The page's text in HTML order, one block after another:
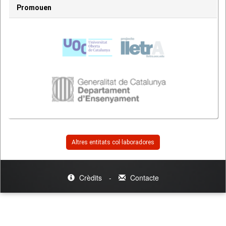
Promouen
Altres entitats col·laboradores
Crèdits - Contacte